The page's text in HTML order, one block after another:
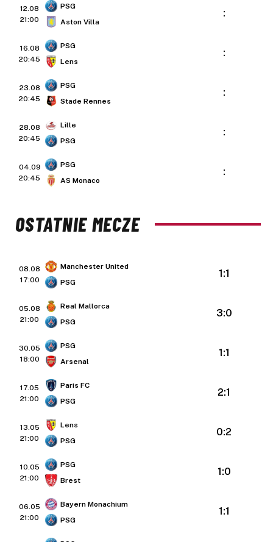
12.08
21:00
PSG
Aston Villa
:
16.08
20:45
PSG
Lens
:
23.08
20:45
PSG
Stade Rennes
:
28.08
20:45
Lille
PSG
:
04.09
20:45
PSG
AS Monaco
:
OSTATNIE MECZE
08.08
17:00
Manchester United
PSG
1:1
05.08
21:00
Real Mallorca
PSG
3:0
30.05
18:00
PSG
Arsenal
1:1
17.05
21:00
Paris FC
PSG
2:1
13.05
21:00
Lens
PSG
0:2
10.05
21:00
PSG
Brest
1:0
06.05
21:00
Bayern Monachium
PSG
1:1